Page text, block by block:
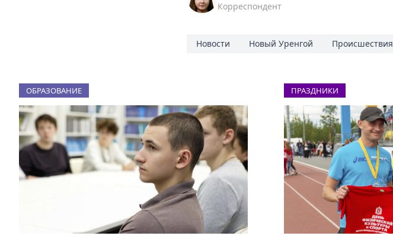
Корреспондент
Новости Новый Уренгой Происшествия
ОБРАЗОВАНИЕ ПРАЗДНИКИ